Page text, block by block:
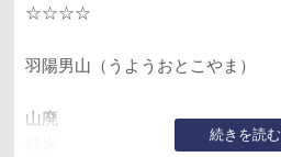
続きを読む
☆☆☆☆
羽陽男山（うようおとこやま）
山廃